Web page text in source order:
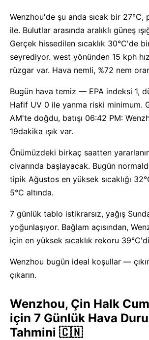
Wenzhou'de şu anda sıcak bir 27°C,
ile. Bulutlar arasında aralıklı güneş
Gerçek hissedilen sıcaklık 30°C'de
seyrediyor. west yönünden 15 kph
rüzgar var. Hava nemli, %72 nem
Bugün hava temiz — EPA indeksi 1,
Hafif UV 0 ile yanma riski minimum.
AM'te doğdu, batışı 06:42 PM:
19dakika ışık var.
Önümüzdeki birkaç saatten
civarında başlayacak. Bugün
tipik Ağustos en yüksek sıcaklığı
5°C altında.
7 günlük tablo istikrarsız, yağış
yoğunlaşıyor. Bağlam açısından,
için en yüksek sıcaklık rekoru
Wenzhou bugün ideal koşullar —
çıkarın.
Wenzhou, Çin Halk
için 7 Günlük Hava
Tahmini 🇨🇳